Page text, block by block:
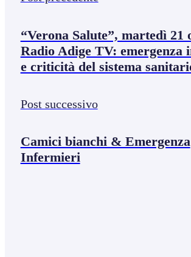
“Verona Salute”, martedì 21
Radio Adige TV: emergenza
e criticità del sistema
Post successivo
Camici bianchi & Emergenza
Infermieri